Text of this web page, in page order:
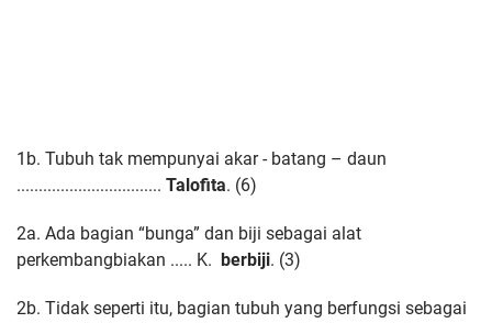
1b. Tubuh tak mempunyai akar - batang – daun
................................. Talofita. (6)
2a. Ada bagian “bunga” dan biji sebagai alat
perkembangbiakan ..... K.
berbiji. (3)
2b. Tidak seperti itu, bagian tubuh yang berfungsi sebagai